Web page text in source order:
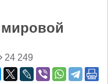
24 249